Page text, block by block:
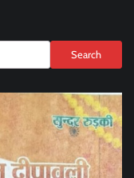
Search